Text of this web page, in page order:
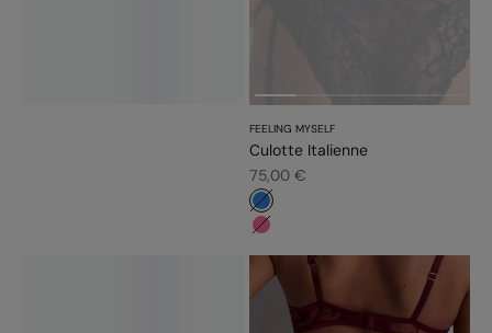
FEELING MYSELF
Culotte Italienne
Prix de vente
75,00 €
#3483d7
#f5689a